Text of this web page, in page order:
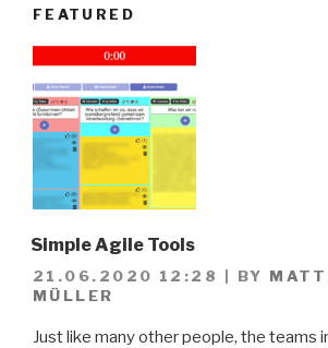
FEATURED
Simple Agile Tools
21.06.2020 12:28 BY
MÜLLER
Just like many other people, the teams